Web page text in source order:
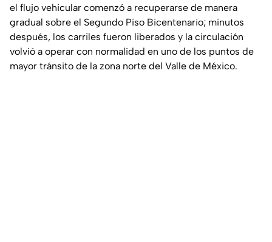
el flujo vehicular comenzó a recuperarse de manera
gradual sobre el Segundo Piso Bicentenario; minutos
después, los carriles fueron liberados y la circulación
volvió a operar con normalidad en uno de los puntos de
mayor tránsito de la zona norte del Valle de México.